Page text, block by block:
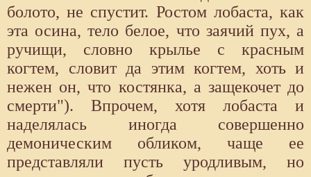
болото, не спустит. Ростом лобаста, как
эта осина, тело белое, что заячий пух, а
ручищи, словно крылье с красным
когтем, словит да этим когтем, хоть и
нежен он, что костянка, а защекочет до
смерти"). Впрочем, хотя лобаста и
наделялась иногда совершенно
демоническим обликом, чаще ее
представляли пусть уродливым, но